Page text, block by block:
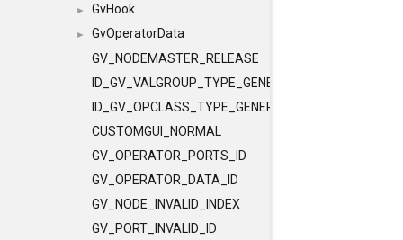
► GvHook
►
GvOperatorData
GV_NODEMASTER_RELEASE
ID_GV_VALGROUP_TYPE_GENERAL
ID_GV_OPCLASS_TYPE_GENERAL
CUSTOMGUI_NORMAL
GV_OPERATOR_PORTS_ID
GV_OPERATOR_DATA_ID
GV_NODE_INVALID_INDEX
GV_PORT_INVALID_ID